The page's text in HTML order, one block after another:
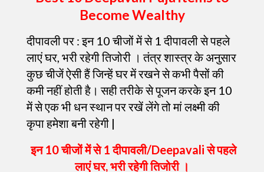
Become Wealthy
दीपावली पर : इन 10 चीजों में से 1 दीपावली से पहले
लाएं घर, भरी रहेगी तिजोरी ।तंत्र शास्त्र के अनुसार
कुछ चीजें ऐसी हैं जिन्हें घर में रखने से कभी पैसों की
कमी नहीं होती है। सही तरीके से पूजन करके इन 10
में से एक भी धन स्थान पर रखें लेंगे तो मां लक्ष्मी की
कृपा हमेशा बनी रहेगी |
इन 10 चीजों में से 1 दीपावली/Deepavali से पहले
लाएं घर, भरी रहेगी तिजोरी ।